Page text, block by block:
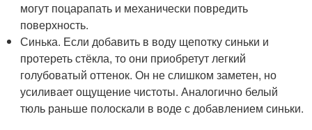
могут поцарапать и механически повредить
поверхность.
Синька. Если добавить в воду щепотку синьки и
протереть стёкла, то они приобретут легкий
голубоватый оттенок. Он не слишком заметен, но
усиливает ощущение чистоты. Аналогично белый
тюль раньше полоскали в воде с добавлением синьки.